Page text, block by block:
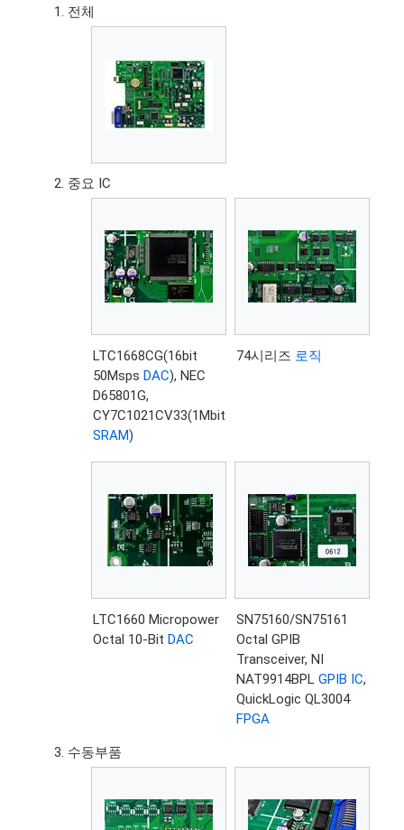
전체
중요 IC
LTC1668CG(16bit
50MspsDAC), NEC
D65801G,
CY7C1021CV33(1Mbit
SRAM)
74시리즈 로직
LTC1660 Micropower
Octal 10-BitDAC
SN75160/SN75161
Octal GPIB
Transceiver, NI
NAT9914BPLGPIB IC,
QuickLogic QL3004
FPGA
수동부품